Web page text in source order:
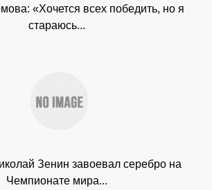
«Хочется всех победить, но я
стараюсь...
Зенин завоевал серебро на
Чемпионате мира...